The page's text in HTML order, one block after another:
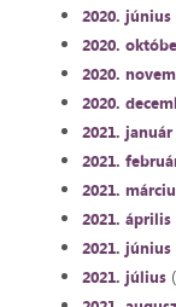
2020. június
2020.
2020.
2020.
2021. január
2021.
2021.
2021. április
2021. június
2021. július